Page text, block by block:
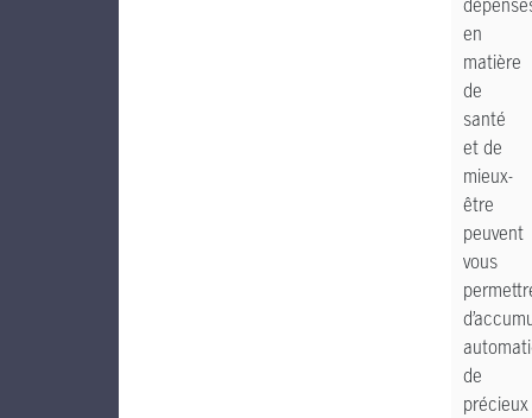
en
matière
de
santé
et de
mieux-
être
peuvent
vous
de
précieux